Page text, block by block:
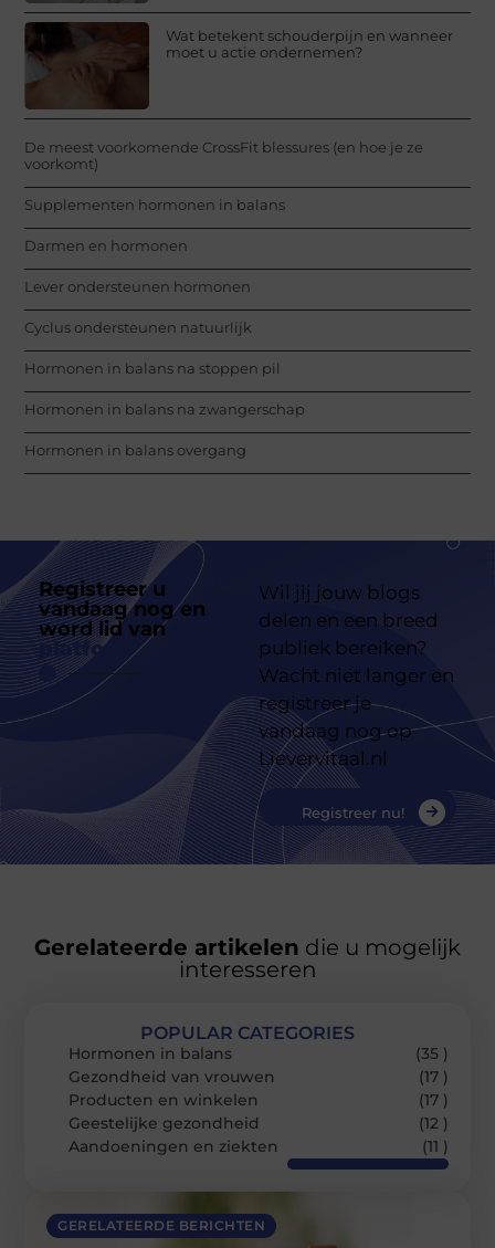
Wat betekent schouderpijn en wanneer
moet u actie ondernemen?
De meest voorkomende CrossFit blessures (en hoe je ze
voorkomt)
Supplementen hormonen in balans
Darmen en hormonen
Lever ondersteunen hormonen
Cyclus ondersteunen natuurlijk
Hormonen in balans na stoppen pil
Hormonen in balans na zwangerschap
Hormonen in balans overgang
Registreer u
vandaag nog en
word lid van
platform
Wil jij jouw blogs
delen en een breed
publiek bereiken?
Wacht niet langer en
registreer je
vandaag nog op
Lievervitaal.nl
Registreer nu!
Gerelateerde artikelen die u mogelijk
interesseren
GERELATEERDE BERICHTEN
POPULAR CATEGORIES
Hormonen in balans
(35 )
Gezondheid van vrouwen
(17 )
Producten en winkelen
(17 )
Geestelijke gezondheid
(12 )
Aandoeningen en ziekten
(11 )